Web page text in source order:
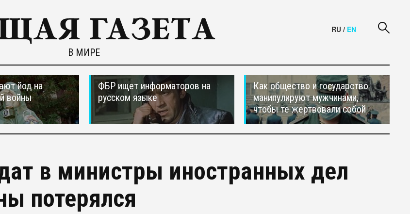
В МИРЕ
RU / EN
йод на
войны
ФБР ищет информаторов на
русском языке
Как общество и государство
манипулируют мужчинами,
чтобы те жертвовали собой
в министры иностранных дел
потерялся